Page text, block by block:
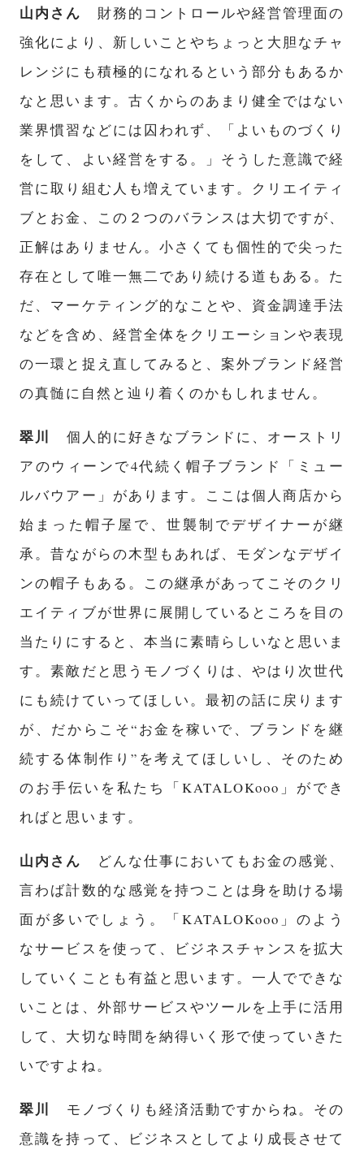
山内さん
財務的コントロールや経営管理面の
強化により、新しいことやちょっと大胆なチャ
レンジにも積極的になれるという部分もあるか
なと思います。古くからのあまり健全ではない
業界慣習などには囚われず、「よいものづくり
をして、よい経営をする。」そうした意識で経
営に取り組む人も増えています。クリエイティ
ブとお金、この２つのバランスは大切ですが、
正解はありません。小さくても個性的で尖った
存在として唯一無二であり続ける道もある。た
だ、マーケティング的なことや、資金調達手法
などを含め、経営全体をクリエーションや表現
の一環と捉え直してみると、案外ブランド経営
の真髄に自然と辿り着くのかもしれません。
翠川
個人的に好きなブランドに、オーストリ
アのウィーンで4代続く帽子ブランド「ミュー
ルバウアー」があります。ここは個人商店から
始まった帽子屋で、世襲制でデザイナーが継
承。昔ながらの木型もあれば、モダンなデザイ
ンの帽子もある。この継承があってこそのクリ
エイティブが世界に展開しているところを目の
当たりにすると、本当に素晴らしいなと思いま
す。素敵だと思うモノづくりは、やはり次世代
にも続けていってほしい。最初の話に戻ります
が、だからこそ“お金を稼いで、ブランドを継
続する体制作り”を考えてほしいし、そのため
のお手伝いを私たち「KATALOKooo」ができ
ればと思います。
山内さん
どんな仕事においてもお金の感覚、
言わば計数的な感覚を持つことは身を助ける場
面が多いでしょう。「KATALOKooo」のよう
なサービスを使って、ビジネスチャンスを拡大
していくことも有益と思います。一人でできな
いことは、外部サービスやツールを上手に活用
して、大切な時間を納得いく形で使っていきた
いですよね。
翠川
モノづくりも経済活動ですからね。その
意識を持って、ビジネスとしてより成長させて